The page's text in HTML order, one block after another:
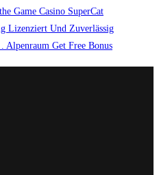
Game Casino SuperCat
Lizenziert Und Zuverlässig
Alpenraum Get Free Bonus